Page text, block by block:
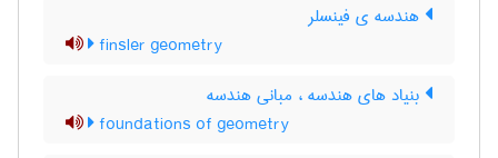
هندسه ی فینسلر
finsler geometry
بنیاد های هندسه ، مبانی هندسه
foundations of geometry